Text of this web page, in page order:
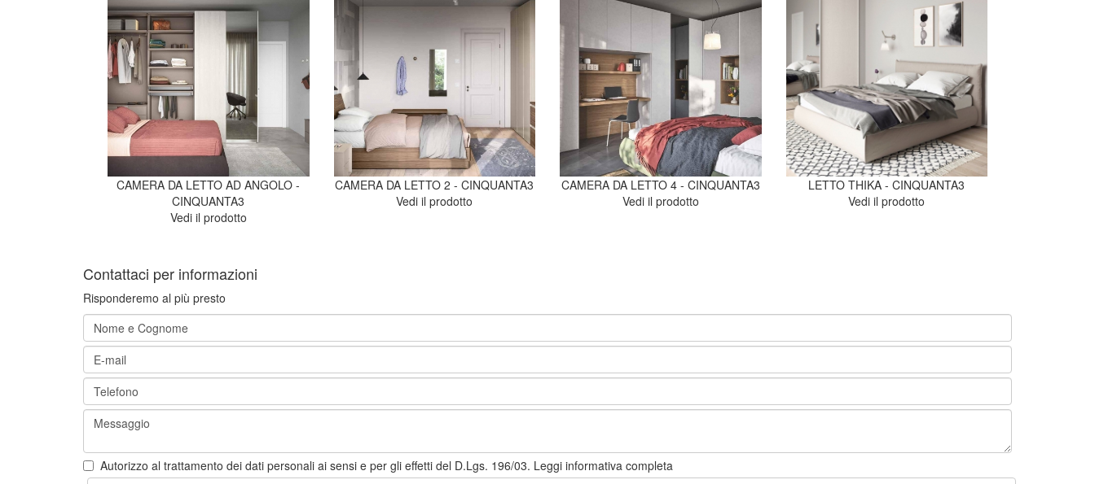
CAMERA DA LETTO AD ANGOLO -
CINQUANTA3
Vedi il prodotto
CAMERA DA LETTO 2 - CINQUANTA3
Vedi il prodotto
CAMERA DA LETTO 4 - CINQUANTA3
Vedi il prodotto
LETTO THIKA - CINQUANTA3
Vedi il prodotto
Contattaci per informazioni
Risponderemo al più presto
Autorizzo al trattamento dei dati personali ai sensi e per gli effetti del D.Lgs. 196/03. Leggi informativa completa